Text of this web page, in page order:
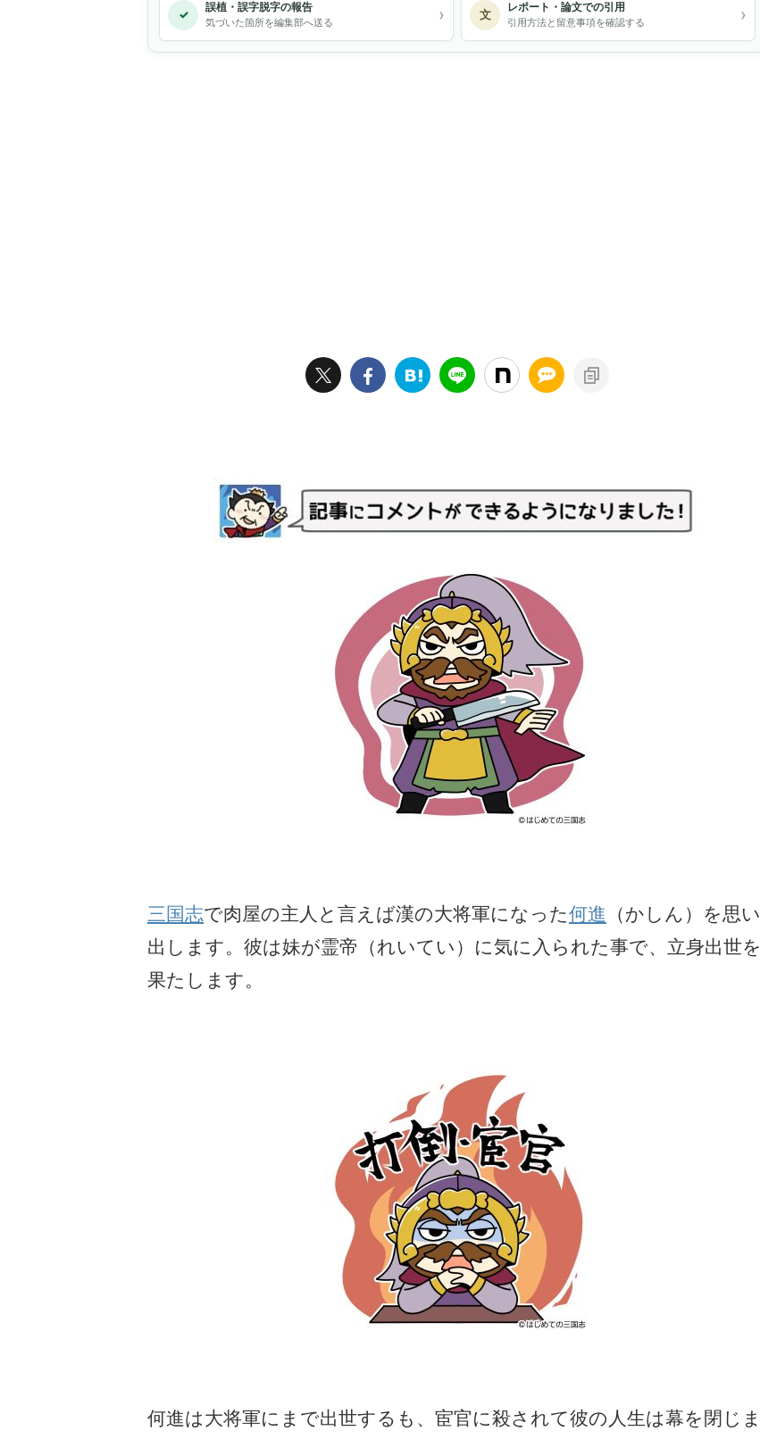
✓ 誤植・誤字脱字の報告
気づいた箇所を編集部へ送る › 文 レポート・論文での引用
引用方法と留意事項を確認する ›
三国志で肉屋の主人と言えば漢の大将軍になった何進 （かしん）を思い
出します。彼は妹が霊帝（れいてい）に気に入られた事で、立身出世を
果たします。
何進は大将軍にまで出世するも、宦官に殺されて彼の人生は幕を閉じま